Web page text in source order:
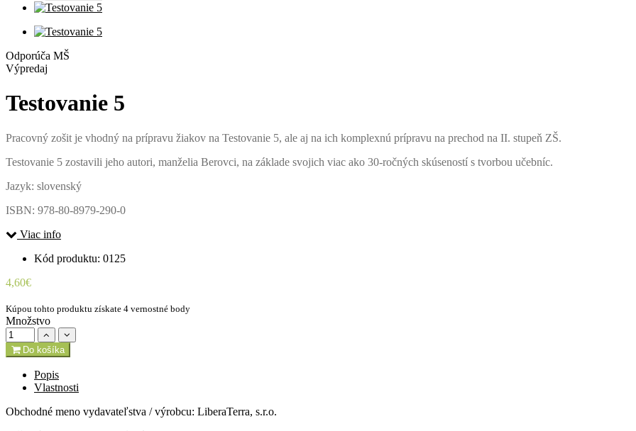
Odporúča MŠ
Výpredaj
Testovanie 5
Pracovný zošit je vhodný na prípravu žiakov na Testovanie 5, ale aj na ich komplexnú prípravu na prechod na II. stupeň ZŠ.
Testovanie 5 zostavili jeho autori, manželia Berovci, na základe svojich viac ako 30-ročných skúseností s tvorbou učebníc.
Jazyk: slovenský
ISBN: 978-80-8979-290-0
Viac info
Kód produktu: 0125
4,60€
Kúpou tohto produktu získate 4 vernostné body
Množstvo
Do košíka
Popis
Vlastnosti
Obchodné meno vydavateľstva / výrobcu: LiberaTerra, s.r.o.